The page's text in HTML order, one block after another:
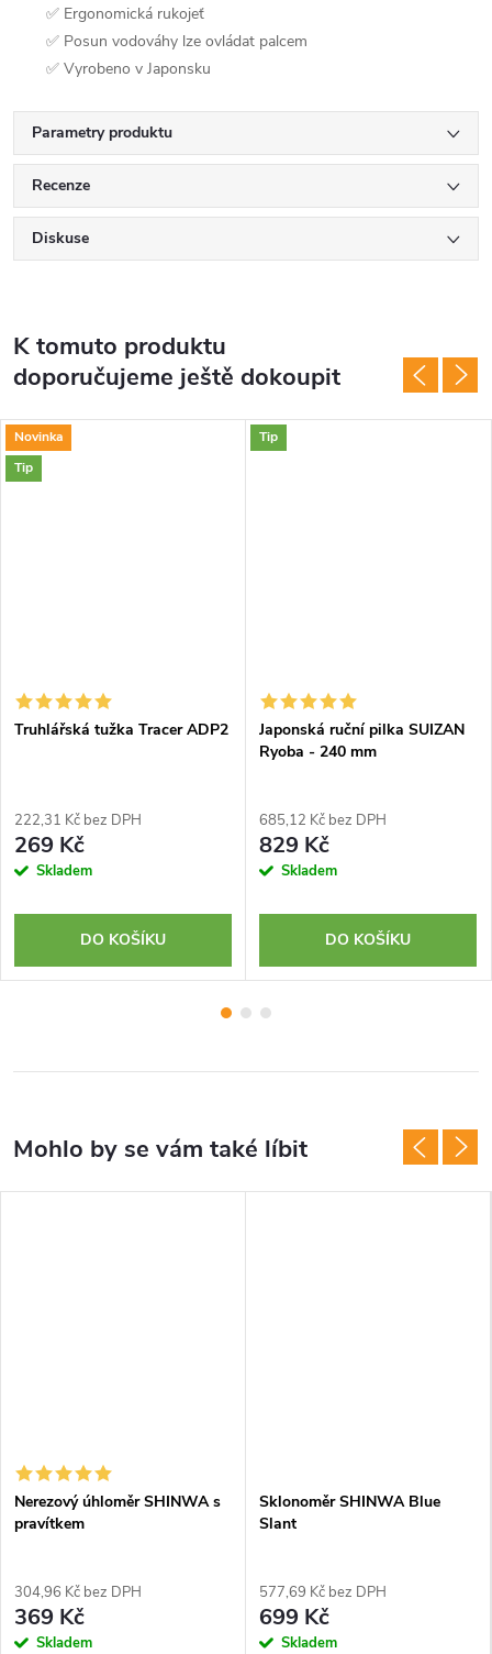
✅ Ergonomická rukojeť
✅ Posun vodováhy lze ovládat palcem
✅ Vyrobeno v Japonsku
Parametry produktu
Recenze
Diskuse
K tomuto produktu
doporučujeme ještě dokoupit
Novinka
Tip
Truhlářská tužka Tracer ADP2
222,31 Kč bez DPH
269 Kč
Skladem
DO KOŠÍKU
Tip
Japonská ruční pilka SUIZAN
Ryoba - 240 mm
685,12 Kč bez DPH
829 Kč
Skladem
DO KOŠÍKU
Nerezový úhloměr SHINWA s
pravítkem
304,96 Kč bez DPH
369 Kč
Skladem
Sklonoměr SHINWA Blue
Slant
577,69 Kč bez DPH
699 Kč
Skladem